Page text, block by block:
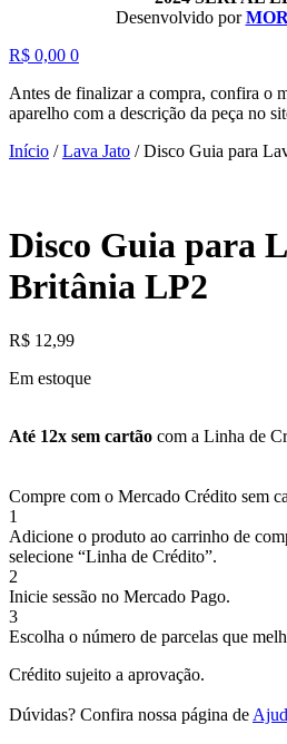
Desenvolvido por
R$ 0,00 0
Antes de finalizar a compra, confira o
aparelho com a descrição da peça no
Início /Lava Jato /Disco Guia para
Disco Guia para
Britânia LP2
R$ 12,99
Em estoque
Até 12x sem cartão com a Linha de
Compre com o Mercado Crédito sem
1
Adicione o produto ao carrinho de
selecione “Linha de Crédito”.
2
Inicie sessão no Mercado Pago.
3
Escolha o número de parcelas que
Crédito sujeito a aprovação.
Dúvidas? Confira nossa página de